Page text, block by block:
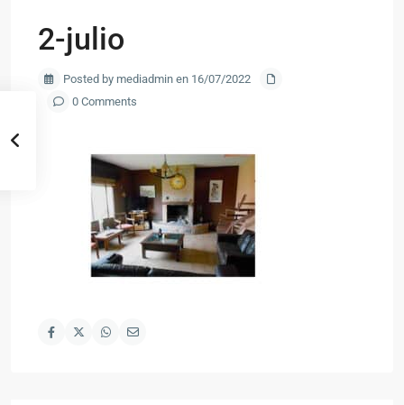
2-julio
Posted by mediadmin en 16/07/2022
0 Comments